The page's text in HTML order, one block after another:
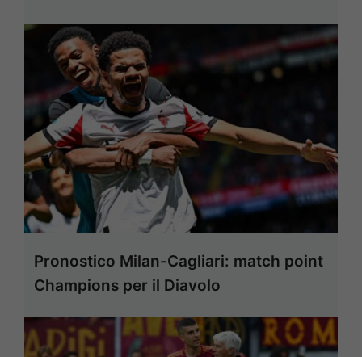
Pronostico Milan-Cagliari: match point
Champions per il Diavolo